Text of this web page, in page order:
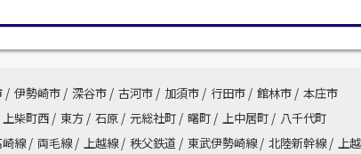
/ 伊勢崎市 / 深谷市 / 古河市 / 加須市 / 行田市 / 館林市 / 本庄市
上柴町西 / 東方 / 石原 / 元総社町 / 曙町 / 上中居町 / 八千代町
線 / 両毛線 / 上越線 / 秩父鉄道 / 東武伊勢崎線 / 北陸新幹線 / 上